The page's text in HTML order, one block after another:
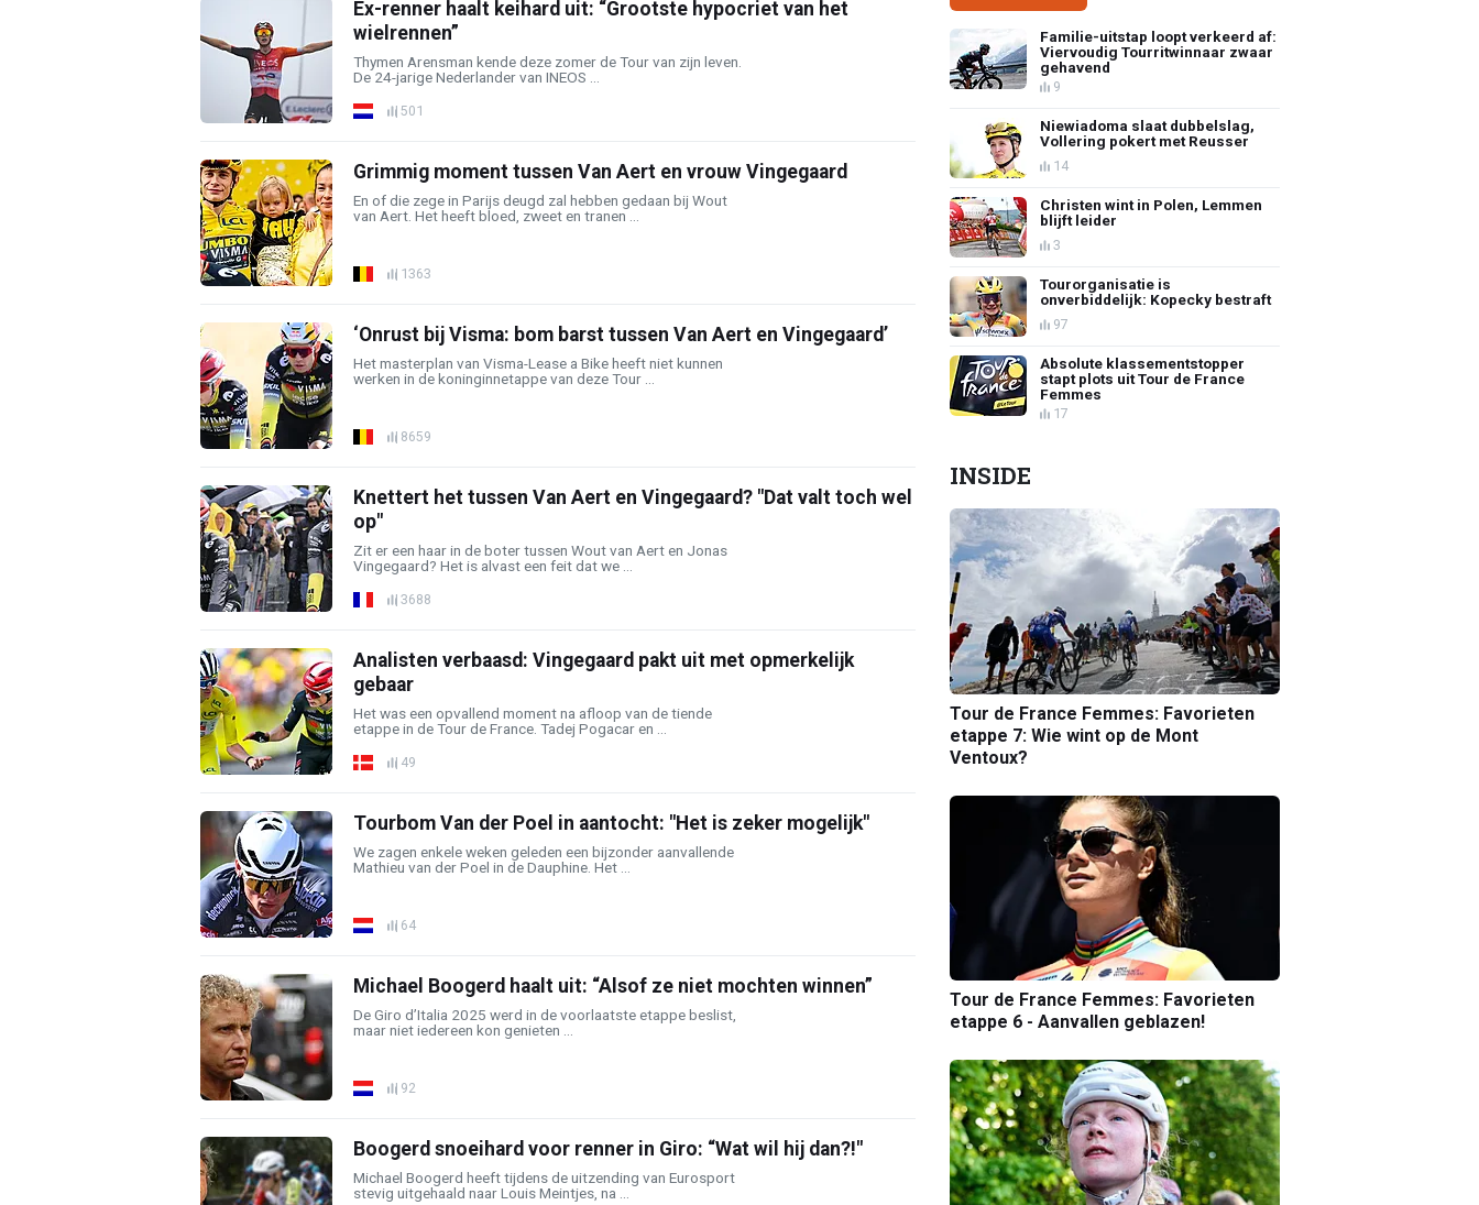
Ex-renner haalt keihard uit: “Grootste hypocriet van het
wielrennen”
Thymen Arensman kende deze zomer de Tour van zijn leven.
De 24-jarige Nederlander van INEOS ...
501
Grimmig moment tussen Van Aert en vrouw Vingegaard
En of die zege in Parijs deugd zal hebben gedaan bij Wout
van Aert. Het heeft bloed, zweet en tranen ...
1363
‘Onrust bij Visma: bom barst tussen Van Aert en Vingegaard’
Het masterplan van Visma-Lease a Bike heeft niet kunnen
werken in de koninginnetappe van deze Tour ...
8659
Knettert het tussen Van Aert en Vingegaard? "Dat valt toch wel
op"
Zit er een haar in de boter tussen Wout van Aert en Jonas
Vingegaard? Het is alvast een feit dat we ...
3688
Analisten verbaasd: Vingegaard pakt uit met opmerkelijk
gebaar
Het was een opvallend moment na afloop van de tiende
etappe in de Tour de France. Tadej Pogacar en ...
49
Tourbom Van der Poel in aantocht: "Het is zeker mogelijk"
We zagen enkele weken geleden een bijzonder aanvallende
Mathieu van der Poel in de Dauphine. Het ...
64
Michael Boogerd haalt uit: “Alsof ze niet mochten winnen”
De Giro d’Italia 2025 werd in de voorlaatste etappe beslist,
maar niet iedereen kon genieten ...
92
Boogerd snoeihard voor renner in Giro: “Wat wil hij dan?!"
Michael Boogerd heeft tijdens de uitzending van Eurosport
stevig uitgehaald naar Louis Meintjes, na ...
Familie-uitstap loopt verkeerd af:
Viervoudig Tourritwinnaar zwaar
gehavend
9
Niewiadoma slaat dubbelslag,
Vollering pokert met Reusser
14
Christen wint in Polen, Lemmen
blijft leider
3
Tourorganisatie is
onverbiddelijk: Kopecky bestraft
97
Absolute klassementstopper
stapt plots uit Tour de France
Femmes
17
INSIDE
Tour de France Femmes: Favorieten
etappe 7: Wie wint op de Mont
Ventoux?
Tour de France Femmes: Favorieten
etappe 6 - Aanvallen geblazen!